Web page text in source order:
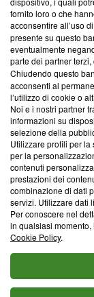
ancora membro
parte; Trust
conformità agli
Su di noi
Team editoriale
Corporate
Redazione
Informativa
Cookie Policy
Blasting SA, IDI
Lugano
© 2026 Blasting
fornito loro o che
acconsentire all’uso
presente su questo
eventualmente
parte dei partner
Chiudendo questo
acconsenti al
l’utilizzo di cookie o
Noi e i nostri partner
informazioni su
selezione della
Utilizzare profili per
per la
contenuti
prestazioni dei
combinazione di dati
servizi. Utilizzare dati
Per conoscere nel
in qualsiasi
Cookie Policy.